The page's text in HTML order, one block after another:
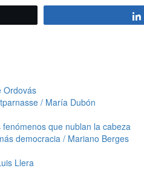
Ordovás
/ María Dubón
que nublan la cabeza
democracia / Mariano Berges
Llera